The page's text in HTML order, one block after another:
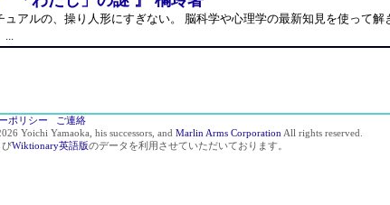
アルの、操り人形にすぎない。 脳科学や心理学の最新知見を使って解
...
ポリシー
ご連絡
Yoichi Yamaoka, his successors, and Marlin Arms CorporationAll rights reserved.
びWiktionary英語版のデータを利用させていただいております。